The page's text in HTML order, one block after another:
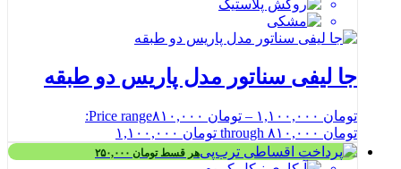
جا لیفی سناتور مدل پاریس دو طبقه
تومان – تومان
Price range:
تومان ۸۱۰,۰۰۰ through تومان ۱,۱۰۰,۰۰۰
هر قسطتومان